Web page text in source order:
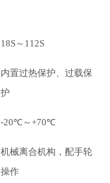
18S～112S
内置过热保护、过载保
护
-20℃～+70℃
机械离合机构，配手轮
操作